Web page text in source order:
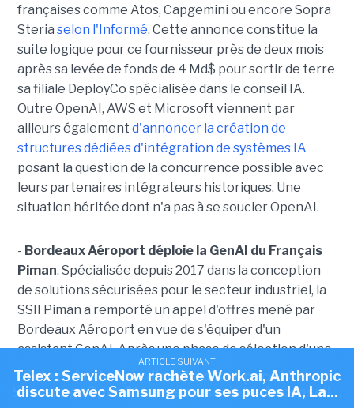
ARTICLE SUIVANT
Telex : Skello lève 200 M€, La Cnil a prononcé 23
sanctions simplifiées depuis début...
ARTICLE SUIVANT
Telex : Anthropic discute d'une puce IA avec
Samsung, OpenAI ouvre sa société de conseil...
françaises comme Atos, Capgemini ou encore Sopra
Steria selon l'Informé. Cette annonce constitue la
suite logique pour ce fournisseur près de deux mois
après sa levée de fonds de 4 Md$ pour sortir de terre
sa filiale DeployCo spécialisée dans le conseil IA.
Outre OpenAI, AWS et Microsoft viennent par
ailleurs également d'annoncer la création de
structures dédiées d'intégration de systèmes IA
posant la question de la concurrence possible avec
leurs partenaires intégrateurs historiques. Une
situation héritée dont n'a pas à se soucier OpenAI.
- Bordeaux Aéroport déploie la GenAI du Français
Piman. Spécialisée depuis 2017 dans la conception
de solutions sécurisées pour le secteur industriel, la
SSII Piman a remporté un appel d'offres mené par
Bordeaux Aéroport en vue de s'équiper d'un
assistant GenAI. Après une phase de sélection d'une
quarantaine de candidats, c'est la solution PI Chat de
Piman qui a été retenue, en particulier pour son
ARTICLE SUIVANT
Telex : ServiceNow rachète Work.ai, Anthropic
discute avec Samsung pour ses puces IA, La...